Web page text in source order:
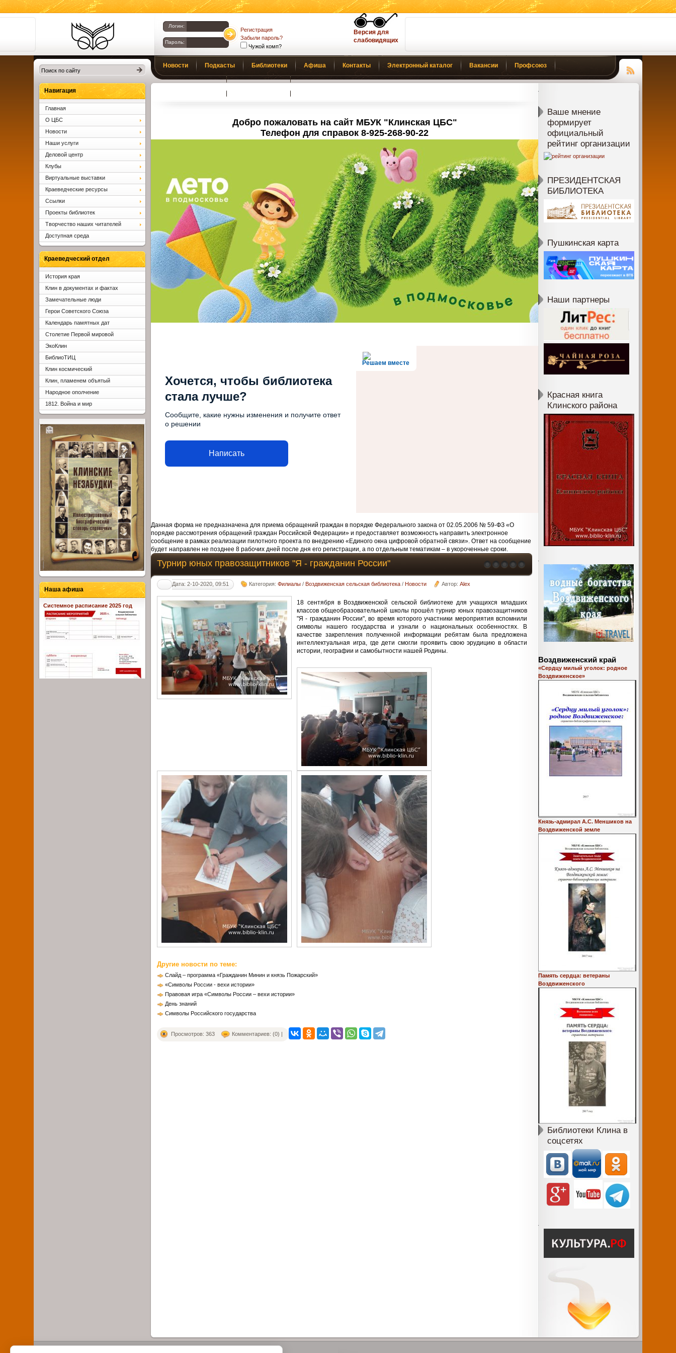
Библиотеки
Клина. Клинская
ЦБС.
Логин:
Пароль:
Регистрация
Забыли пароль?
Чужой комп?
Версия для
слабовидящих
Новости Подкасты Библиотеки Афиша Контакты Электронный каталог Вакансии Профсоюз
Чтение
Добро пожаловать на сайт МБУК "Клинская ЦБС"
Телефон для справок 8-925-268-90-22
Решаем вместе
Хочется, чтобы библиотека
стала лучше?
Сообщите, какие нужны изменения и получите ответ
о решении
Написать
Данная форма не предназначена для приема обращений граждан в порядке Федерального закона от 02.05.2006 № 59-ФЗ «О
порядке рассмотрения обращений граждан Российской Федерации» и предоставляет возможность направить электронное
сообщение в рамках реализации пилотного проекта по внедрению «Единого окна цифровой обратной связи». Ответ на сообщение
будет направлен не позднее 8 рабочих дней после дня его регистрации, а по отдельным тематикам – в укороченные сроки.
Турнир юных правозащитников "Я - гражданин России"
Дата: 2-10-2020, 09:51 Категория:Филиалы /Воздвиженская сельская библиотека /Новости Автор:Alex
18 сентября в Воздвиженской сельской библиотеке для учащихся младших
классов общеобразовательной школы прошёл турнир юных правозащитников
"Я - гражданин России", во время которого участники мероприятия вспомнили
символы нашего государства и узнали о национальных особенностях. В
качестве закрепления полученной информации ребятам была предложена
интеллектуальная игра, где дети смогли проявить свою эрудицию в области
истории, географии и самобытности нашей Родины.
Другие новости по теме:
Слайд – программа «Гражданин Минин и князь Пожарский»
«Символы России - вехи истории»
Правовая игра «Символы России – вехи истории»
День знаний
Символы Российского государства
Просмотров: 363 Комментариев: (0) |
Ваше мнение
формирует
официальный
рейтинг организации
ПРЕЗИДЕНТСКАЯ
БИБЛИОТЕКА
Пушкинская карта
Наши партнеры
Красная книга
Клинского района
Воздвиженский край
«Сердцу милый уголок: родное
Воздвиженское»
Князь-адмирал А.С. Меншиков на
Воздвиженской земле
Память сердца: ветераны
Воздвиженского
Библиотеки Клина в
соцсетях
Навигация
Главная
О ЦБС
Новости
Наши услуги
Деловой центр
Клубы
Виртуальные выставки
Краеведческие ресурсы
Ссылки
Проекты библиотек
Творчество наших читателей
Доступная среда
Краеведческий отдел
История края
Клин в документах и фактах
Замечательные люди
Герои Советского Союза
Календарь памятных дат
Столетие Первой мировой
ЭкоКлин
БиблиоТИЦ
Клин космический
Клин, пламенем объятый
Народное ополчение
1812. Война и мир
Наша афиша
Системное расписание 2025 год